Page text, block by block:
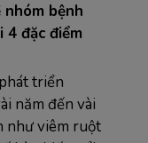
bệnh
đặc điểm
triển
năm đến vài
như viêm ruột